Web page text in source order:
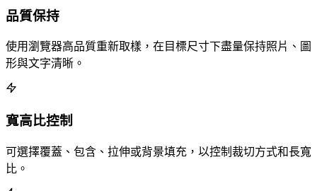
品質保持
使用瀏覽器高品質重新取樣，在目標尺寸下盡量保持照片、圖
形與文字清晰。
寬高比控制
可選擇覆蓋、包含、拉伸或背景填充，以控制裁切方式和長寬
比。